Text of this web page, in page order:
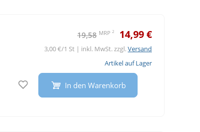
19,58 MRP 2 14,99 €
3,00 €/1 St | inkl. MwSt. zzgl.Versand
Artikel auf Lager
Auf den Merkzettel
In den Warenkorb